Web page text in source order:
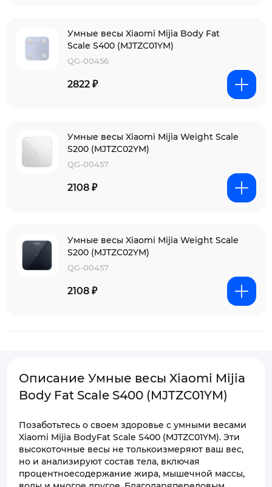
Умные весы Xiaomi Mijia Body Fat
Scale S400 (MJTZC01YM)
QG-00456
2822 ₽
Умные весы Xiaomi Mijia Weight Scale
S200 (MJTZC02YM)
QG-00457
2108 ₽
Умные весы Xiaomi Mijia Weight Scale
S200 (MJTZC02YM)
QG-00457
2108 ₽
Описание Умные весы Xiaomi Mijia
Body Fat Scale S400 (MJTZC01YM)
Позаботьтесь о своем здоровье с умными весами
Xiaomi Mijia BodyFat Scale S400 (MJTZC01YM). Эти
высокоточные весы не толькоизмеряют ваш вес,
но и анализируют состав тела, включая
процентноесодержание жира, мышечной массы,